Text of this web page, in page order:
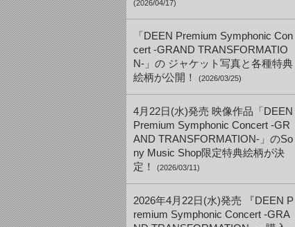
(2026/04/17)
「DEEN Premium Symphonic Con
cert -GRAND TRANSFORMATIO
N-」の ジャケット写真と各種特典
絵柄が公開！
(2026/03/25)
4月22日(水)発売 映像作品「DEEN
Premium Symphonic Concert -GR
AND TRANSFORMATION-」のSo
ny Music Shop限定特典絵柄が決
定！
(2026/03/11)
2026年4月22日(水)発売 『DEEN P
remium Symphonic Concert -GRA